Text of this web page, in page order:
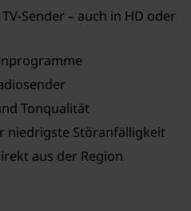
Sender – auch in HD oder
Tonqualität
niedrigste Störanfälligkeit
aus der Region